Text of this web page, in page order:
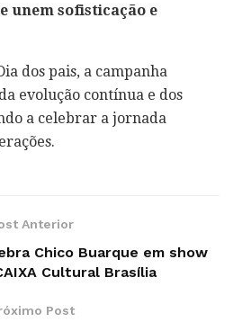
unem sofisticação e
dos pais, a campanha
evolução contínua e dos
a celebrar a jornada
Anterior
Chico Buarque em show
Cultural Brasília
Post